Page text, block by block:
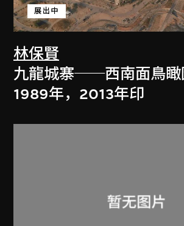
林保賢
展出中
九龍城寨──西南面鳥瞰
1989年，2013年印